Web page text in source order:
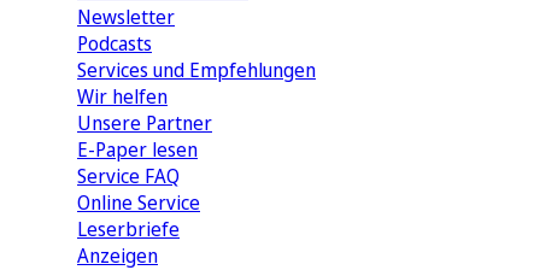
Newsletter
Podcasts
Services und Empfehlungen
Wir helfen
Unsere Partner
E-Paper lesen
Service FAQ
Online Service
Leserbriefe
Anzeigen